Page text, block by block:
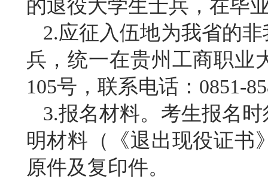
的退役大学生士兵，在毕
2.应征入伍地为我省的
兵，统一在贵州工商职业
105号，联系电话：0851-
3.报名材料。考生报名
明材料（《退出现役证书
原件及复印件。